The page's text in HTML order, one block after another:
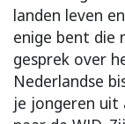
landen leven
enige bent die
gesprek over
Nederlandse
je jongeren uit